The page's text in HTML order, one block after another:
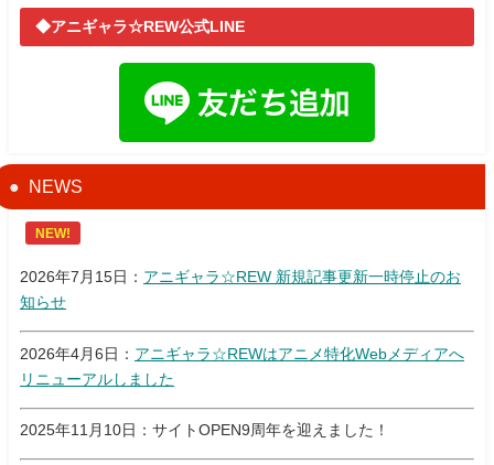
◆アニギャラ☆REW公式LINE
NEWS
NEW!
2026年7月15日： アニギャラ☆REW 新規記事更新一時停止のお
知らせ
2026年4月6日： アニギャラ☆REWはアニメ特化Webメディアへ
リニューアルしました
2025年11月10日：サイトOPEN9周年を迎えました！